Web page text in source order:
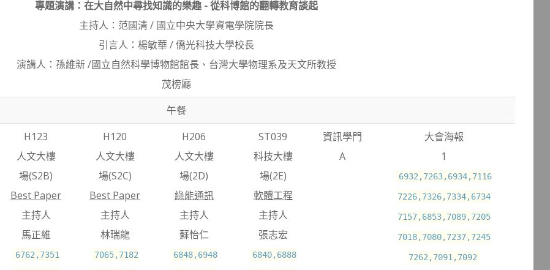
專題演講：在大自然中尋找知識的樂趣 - 從科博館的翻轉教育談起
主持人：范國清 / 國立中央大學資電學院院長
引言人：楊敏華 / 僑光科技大學校長
演講人：孫維新 /國立自然科學博物館館長、台灣大學物理系及天文所教授
茂榜廳
午餐
H123
人文大樓
場(S2B)
Best Paper
主持人
馬正維
6762,7351
H120
人文大樓
場(S2C)
Best Paper
主持人
林瑞龍
7065,7182
H206
人文大樓
場(2D)
綠能通訊
主持人
蘇怡仁
6848,6948
ST039
科技大樓
場(2E)
軟體工程
主持人
張志宏
6840,6888
資訊學門
A
大會海報
1
6932,7263,6934,7116
7226,7326,7334,6734
7157,6853,7089,7205
7018,7080,7237,7245
7262,7091,7092